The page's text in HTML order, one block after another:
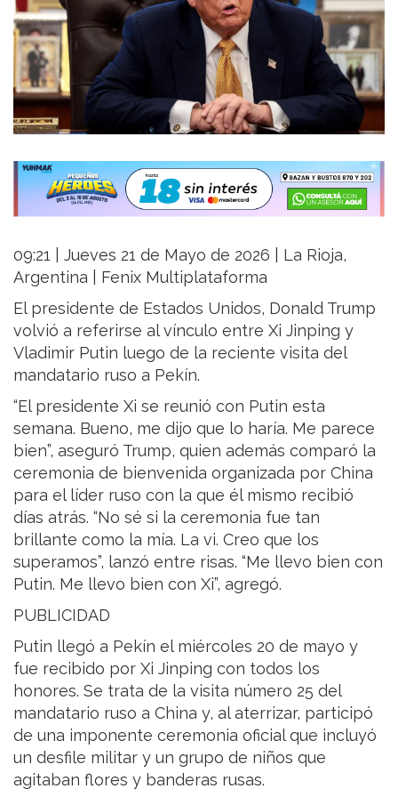
09:21 | Jueves 21 de Mayo de 2026 | La Rioja,
Argentina | Fenix Multiplataforma
El presidente de Estados Unidos, Donald Trump
volvió a referirse al vínculo entre Xi Jinping y
Vladimir Putin luego de la reciente visita del
mandatario ruso a Pekín.
“El presidente Xi se reunió con Putin esta
semana. Bueno, me dijo que lo haría. Me parece
bien”, aseguró Trump, quien además comparó la
ceremonia de bienvenida organizada por China
para el líder ruso con la que él mismo recibió
días atrás. “No sé si la ceremonia fue tan
brillante como la mía. La vi. Creo que los
superamos”, lanzó entre risas. “Me llevo bien con
Putin. Me llevo bien con Xi”, agregó.
PUBLICIDAD
Putin llegó a Pekín el miércoles 20 de mayo y
fue recibido por Xi Jinping con todos los
honores. Se trata de la visita número 25 del
mandatario ruso a China y, al aterrizar, participó
de una imponente ceremonia oficial que incluyó
un desfile militar y un grupo de niños que
agitaban flores y banderas rusas.